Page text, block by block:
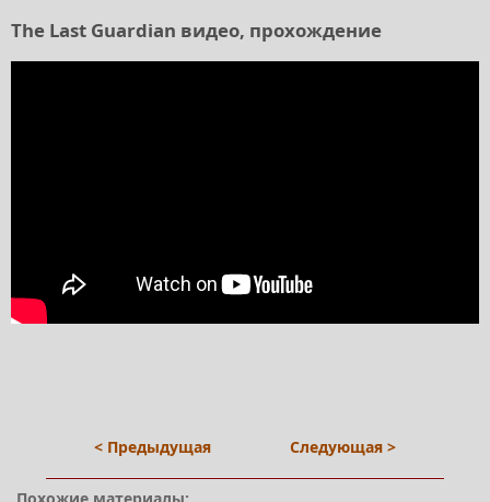
The Last Guardian видео, прохождение
< Предыдущая Следующая >